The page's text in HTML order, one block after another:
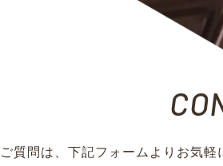
質問は、下記フォームよりお気軽